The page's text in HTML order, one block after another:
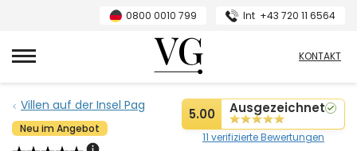
0800 0010 799 Int +43 720 11 6564
VillasGuide
KONTAKT
Villen auf der Insel Pag
Neu im Angebot
5.00 Ausgezeichnet
11 verifizierte Bewertungen